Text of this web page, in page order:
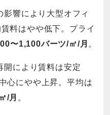
影響により大型オフィ
料はやや低下。プライ
〜1,100バーツ/㎡/月 。
開により賃料は安定
心にやや上昇。平均は
/月 。